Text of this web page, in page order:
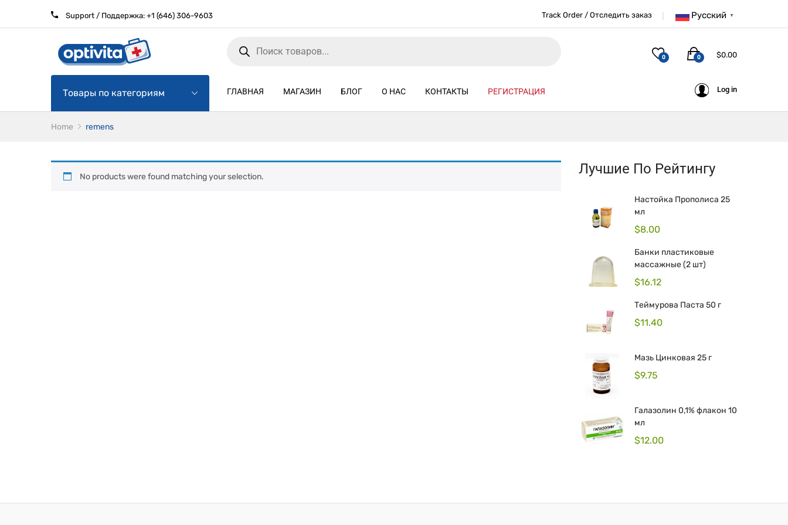
Support / Поддержка: +1 (646) 306-9603 Русский ▼
Track Order / Отследить заказ
0 $0.00
0
Товары по категориям ГЛАВНАЯ МАГАЗИН БЛОГ О НАС КОНТАКТЫ РЕГИСТРАЦИЯ Log in
Home remens
No products were found matching your selection. Лучшие По Рейтингу
Настойка Прополиса 25
мл
$8.00
Банки пластиковые
массажные (2 шт)
$16.12
Теймурова Паста 50 г
$11.40
Мазь Цинковая 25 г
$9.75
Галазолин 0,1% флакон 10
мл
$12.00